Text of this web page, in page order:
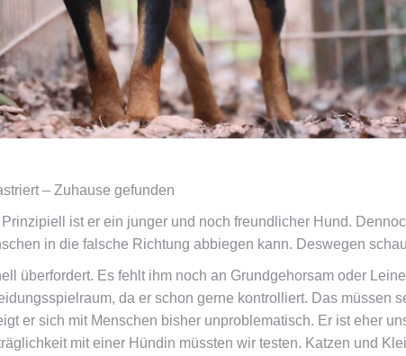
– Zuhause gefunden
ist er ein junger und noch freundlicher Hund.
in die falsche Richtung abbiegen kann. Deswegen
überfordert. Es fehlt ihm noch an Grundgehorsam oder
da er schon gerne kontrolliert. Das müssen
er sich mit Menschen bisher unproblematisch. Er ist eher
mit einer Hündin müssten wir testen. Katzen und